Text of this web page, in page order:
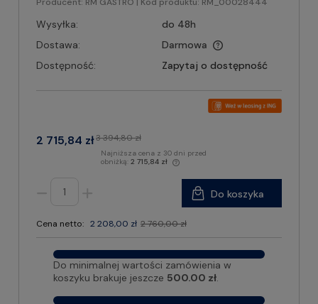
Wysyłka:
do 48h
Dostawa:
Darmowa
Dostępność:
Zapytaj o dostępność
2 715,84 zł3 394,80 zł
Najniższa cena z 30 dni przed
obniżką: 2 715,84 zł
Cena netto: 2 208,00 zł 2 760,00 zł
Do koszyka
Do minimalnej wartości zamówienia w
koszyku brakuje jeszcze 500.00 zł.